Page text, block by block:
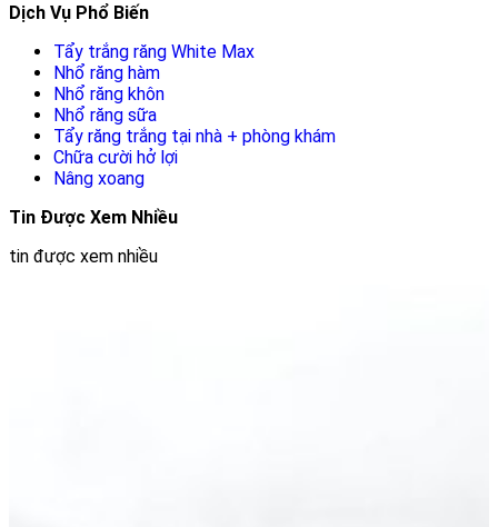
Dịch Vụ Phổ Biến
Tẩy trắng răng White Max
Nhổ răng hàm
Nhổ răng khôn
Nhổ răng sữa
Tẩy răng trắng tại nhà + phòng khám
Chữa cười hở lợi
Nâng xoang
Tin Được Xem Nhiều
tin được xem nhiều